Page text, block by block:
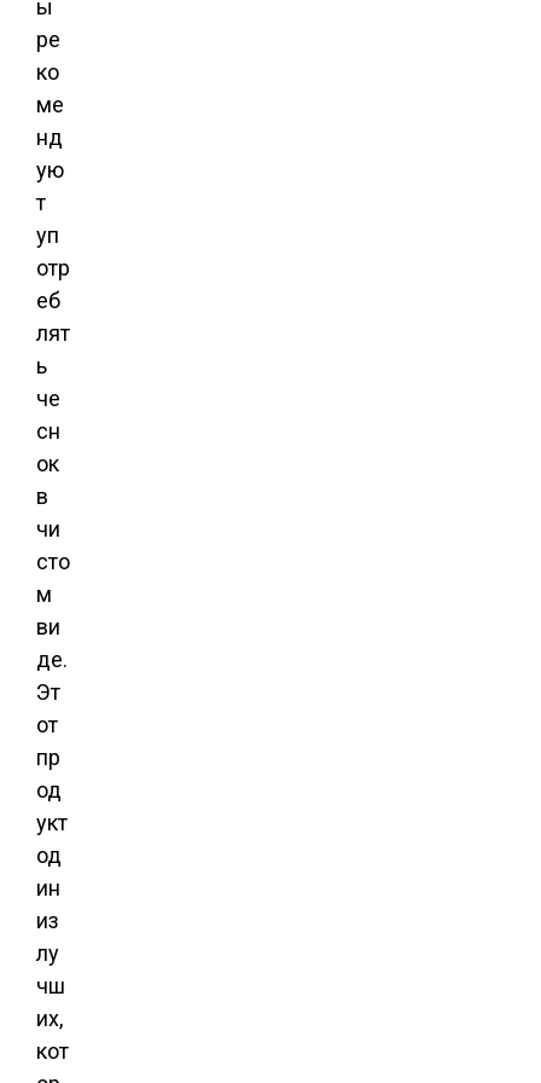
ы
ре
ко
ме
нд
ую
т
уп
отр
еб
лят
ь
че
сн
ок
в
чи
сто
м
ви
де.
Эт
от
пр
од
укт
од
ин
из
лу
чш
их,
кот